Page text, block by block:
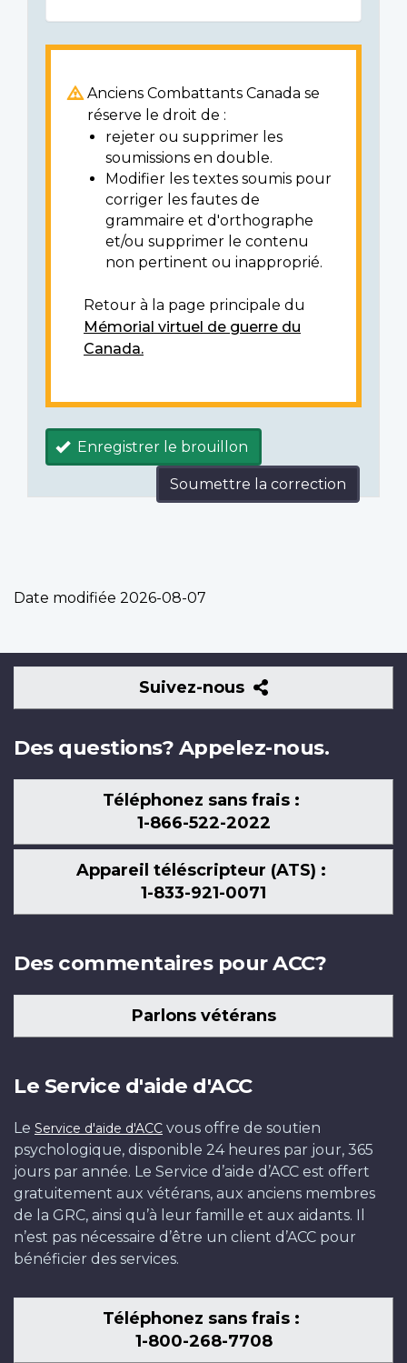
Anciens Combattants Canada se
réserve le droit de :
rejeter ou supprimer les
soumissions en double.
Modifier les textes soumis pour
corriger les fautes de
grammaire et d'orthographe
et/ou supprimer le contenu
non pertinent ou inapproprié.
Retour à la page principale du
Mémorial virtuel de guerre du
Canada.
Enregistrer le brouillon
Soumettre la correction
Date modifiée 2026-08-07
Suivez-nous
Suivez-
nous
Des questions? Appelez-nous.
Téléphonez sans frais :
1-866-522-2022
Appareil téléscripteur (ATS) :
1-833-921-0071
Des commentaires pour ACC?
Parlons vétérans
Le Service d'aide d'ACC
Le Service d'aide d'ACC vous offre de soutien
psychologique, disponible 24 heures par jour, 365
jours par année. Le Service d’aide d’ACC est offert
gratuitement aux vétérans, aux anciens membres
de la GRC, ainsi qu’à leur famille et aux aidants. Il
n’est pas nécessaire d’être un client d’ACC pour
bénéficier des services.
Téléphonez sans frais :
1-800-268-7708